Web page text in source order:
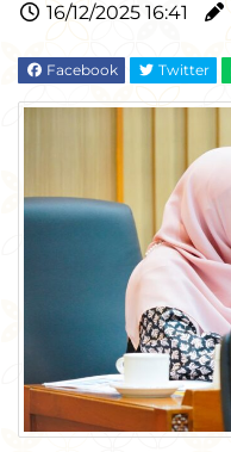
16/12/2025 16:41
Facebook Twitter